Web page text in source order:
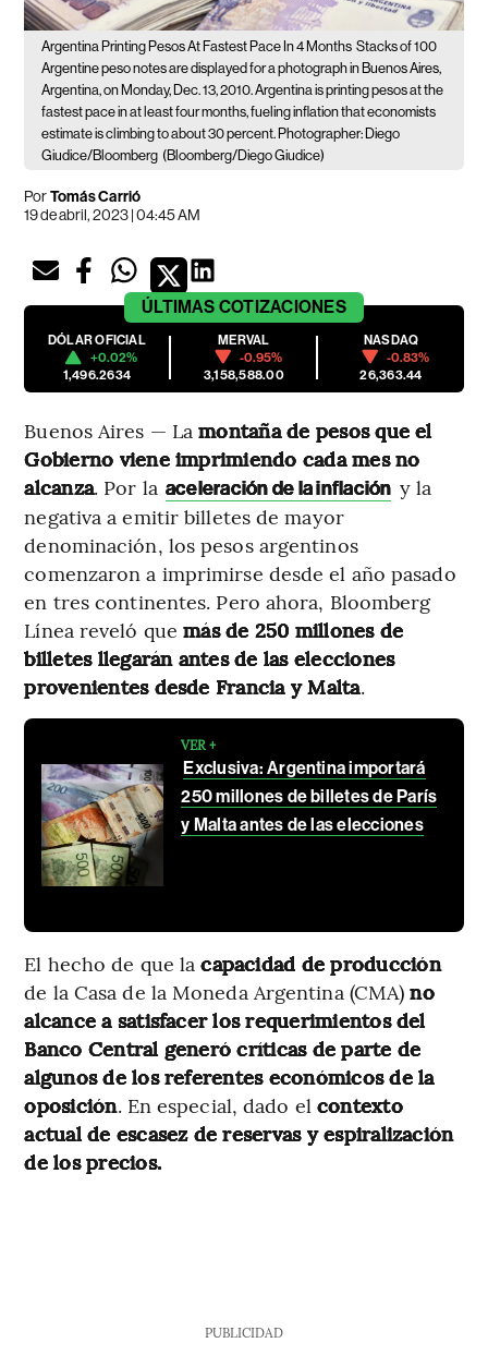
Argentina Printing Pesos At Fastest Pace In 4 Months Stacks of 100
Argentine peso notes are displayed for a photograph in Buenos Aires,
Argentina, on Monday, Dec. 13, 2010. Argentina is printing pesos at the
fastest pace in at least four months, fueling inflation that economists
estimate is climbing to about 30 percent. Photographer: Diego
Giudice/Bloomberg (Bloomberg/Diego Giudice)
PorTomás Carrió
19 de abril, 2023 | 04:45 AM
ÚLTIMAS COTIZACIONES
DÓLAR OFICIAL
+0.02%
1,496.2634
MERVAL
-0.95%
3,158,588.00
NASDAQ
-0.83%
26,363.44
Buenos Aires — Lamontaña de pesos que el
Gobierno viene imprimiendo cada mes no
alcanza. Por la aceleración de la inflación y la
negativa a emitir billetes de mayor
denominación, los pesos argentinos
comenzaron a imprimirse desde el año pasado
en tres continentes. Pero ahora, Bloomberg
Línea reveló quemás de 250 millones de
billetes llegarán antes de las elecciones
provenientes desde Francia y Malta.
VER +
Exclusiva: Argentina importará
250 millones de billetes de París
y Malta antes de las elecciones
El hecho de que lacapacidad de producción
de la Casa de la Moneda Argentina (CMA)no
alcance a satisfacer los requerimientos del
Banco Central generó críticas de parte de
algunos de los referentes económicos de la
oposición. En especial, dado el contexto
actual de escasez de reservas y espiralización
de los precios.
PUBLICIDAD